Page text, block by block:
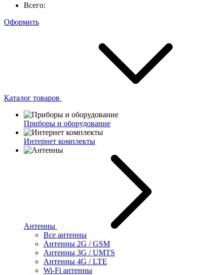
Всего:
Оформить
Каталог товаров
Приборы и оборудование
Интернет комплекты
Антенны
Все антенны
Антенны 2G / GSM
Антенны 3G / UMTS
Антенны 4G / LTE
Wi-Fi антенны